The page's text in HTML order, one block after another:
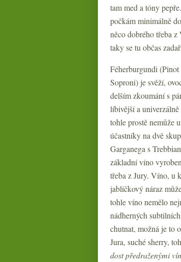
tam med a tóny
počkám minimálně
něco dobrého třeba
taky se tu občas
Féherburgundi
Soproni) je svěží,
delším zkoumání s
líbivější a
tohle prostě nemůže
účastníky na dvě
Garganega s
základní víno
třeba z Jury. Víno, u
jablíčkový náraz
tohle víno nemělo
nádherných
chutnat, možná je to
Jura, suché sherry,
dost předraženými